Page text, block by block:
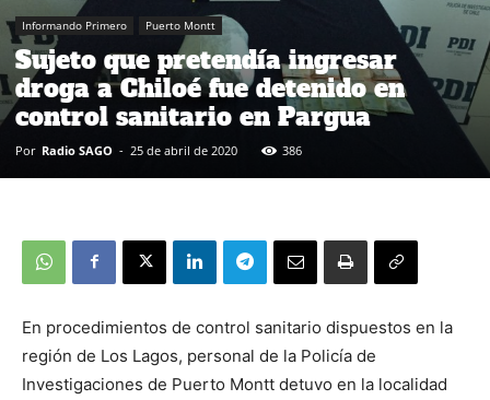
Informando Primero Puerto Montt
Sujeto que pretendía ingresar
droga a Chiloé fue detenido en
control sanitario en Pargua
Por Radio SAGO - 25 de abril de 2020 386
En procedimientos de control sanitario dispuestos en la
región de Los Lagos, personal de la Policía de
Investigaciones de Puerto Montt detuvo en la localidad